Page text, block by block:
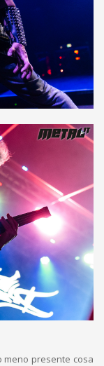
meno presente cosa